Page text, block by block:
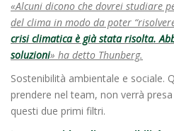
«Alcuni dicono che dovrei studiare
del clima in modo da poter
crisi climatica è già stata risolta.
soluzioni» ha detto Thunberg.
Sostenibilità ambientale e sociale.
prendere nel team, non verrà
questi due primi filtri.